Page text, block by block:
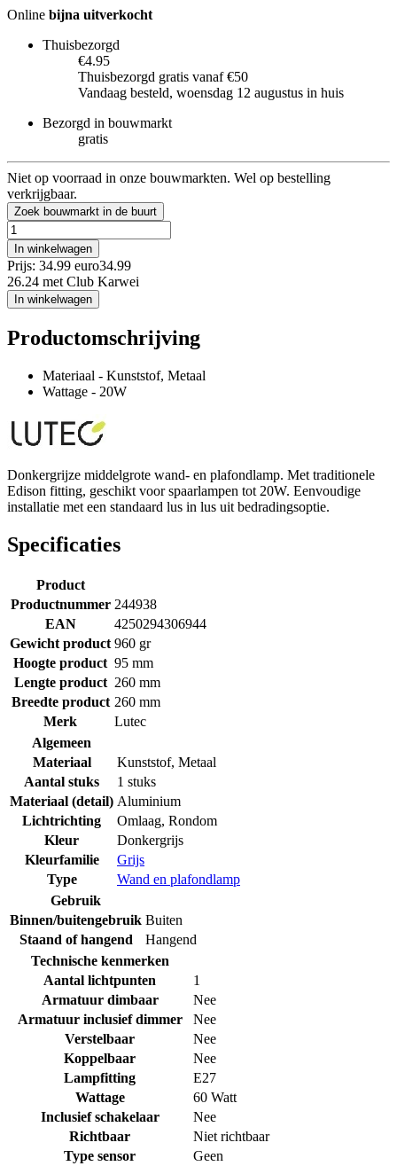
Online bijna uitverkocht
Thuisbezorgd
€4.95
Thuisbezorgd gratis vanaf €50
Vandaag besteld, woensdag 12 augustus in huis
Bezorgd in bouwmarkt
gratis
Niet op voorraad in onze bouwmarkten. Wel op bestelling
verkrijgbaar.
Zoek bouwmarkt in de buurt
In winkelwagen
Prijs: 34.99 euro34.99
26.24 met Club Karwei
In winkelwagen
Productomschrijving
Materiaal - Kunststof, Metaal
Wattage - 20W
Donkergrijze middelgrote wand- en plafondlamp. Met traditionele
Edison fitting, geschikt voor spaarlampen tot 20W. Eenvoudige
installatie met een standaard lus in lus uit bedradingsoptie.
Specificaties
Product
Productnummer 244938
EAN
4250294306944
Gewicht product 960 gr
Hoogte product 95 mm
Lengte product 260 mm
Breedte product 260 mm
Merk
Lutec
Algemeen
Materiaal
Kunststof, Metaal
Aantal stuks
1 stuks
Materiaal (detail) Aluminium
Lichtrichting
Omlaag, Rondom
Kleur
Donkergrijs
Kleurfamilie
Grijs
Type
Wand en plafondlamp
Gebruik
Binnen/buitengebruik Buiten
Staand of hangend
Hangend
Technische kenmerken
Aantal lichtpunten
1
Armatuur dimbaar
Nee
Armatuur inclusief dimmer
Nee
Verstelbaar
Nee
Koppelbaar
Nee
Lampfitting
E27
Wattage
60 Watt
Inclusief schakelaar
Nee
Richtbaar
Niet richtbaar
Type sensor
Geen